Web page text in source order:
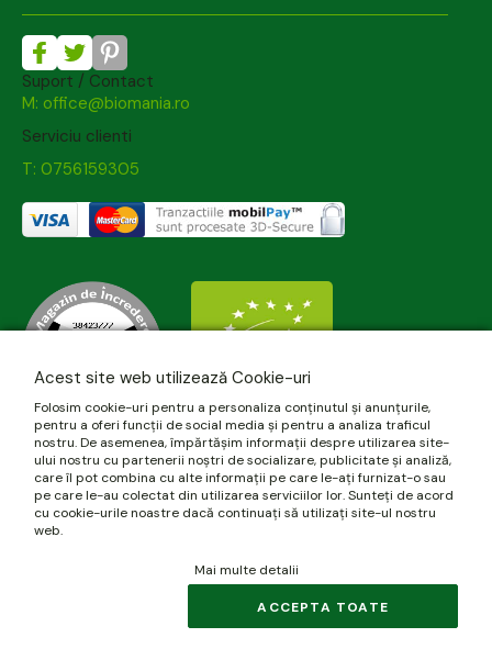
Suport / Contact
M: office@biomania.ro
Serviciu clienti
T: 0756159305
Acest site web utilizează Cookie-uri
Folosim cookie-uri pentru a personaliza conținutul și anunțurile,
pentru a oferi funcții de social media și pentru a analiza traficul
nostru. De asemenea, împărtășim informații despre utilizarea site-
ului nostru cu partenerii noștri de socializare, publicitate și analiză,
care îl pot combina cu alte informații pe care le-ați furnizat-o sau
pe care le-au colectat din utilizarea serviciilor lor. Sunteți de acord
cu cookie-urile noastre dacă continuați să utilizați site-ul nostru
web.
Mai multe detalii
ACCEPTA TOATE
© 2026 biomania.ro | Powered by